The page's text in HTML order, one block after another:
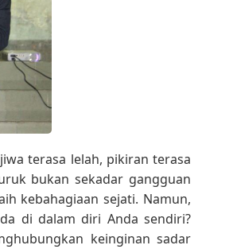
terasa lelah, pikiran terasa
bukan sekadar gangguan
kebahagiaan sejati. Namun,
di dalam diri Anda sendiri?
keinginan sadar